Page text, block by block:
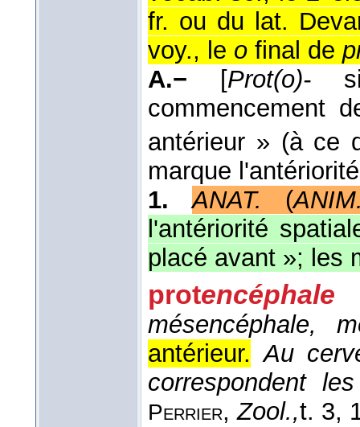
fr. ou du lat.
voy., le o final de
A.−
[Prot(o)-
commencement
antérieur » (à ce
marque
1.
ANAT. (
l'antériorité
placé avant »; les
protencéphale
mésencéphale,
antérieur. Au
correspondent
Perrier,Zool.,t. 3,